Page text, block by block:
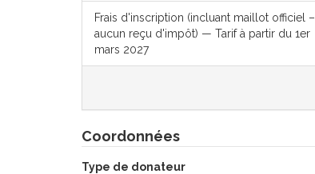
Frais d'inscription (incluant maillot officiel –
aucun reçu d'impôt) — Tarif à partir du 1er
mars 2027
Coordonnées
Type de donateur